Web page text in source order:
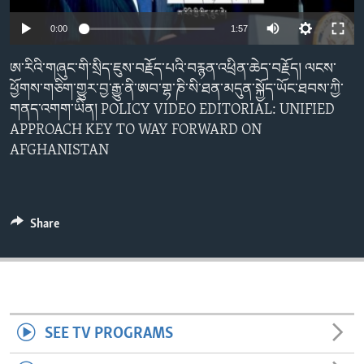
ENVIRONMENT AND HEALTH
IDEALS AND INSTITUTIONS
0:00 1:57
ཨ་རིའི་གཞུང་གི་སྲིད་ཇུས་བརྗོད་པའི་བརྙན་འཕྲིན་ཆེད་བརྗོད། ལངས་
ཕྱོགས་གཅིག་གྱུར་བྱ་རྒྱུ་ནི་ཨབ་གྷ་ཎི་སི་ཐན་མདུན་སྐྱོད་ཡོང་ཐབས་ཀྱི་
གནད་འགག་ཡིན། POLICY VIDEO EDITORIAL: UNIFIED
APPROACH KEY TO WAY FORWARD ON
AFGHANISTAN
Share
SEE TV PROGRAMS